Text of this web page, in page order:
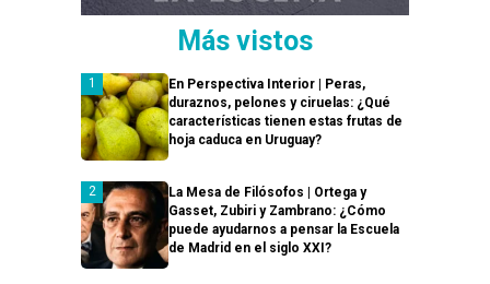
Más vistos
En Perspectiva Interior | Peras,
duraznos, pelones y ciruelas: ¿Qué
características tienen estas frutas de
hoja caduca en Uruguay?
La Mesa de Filósofos | Ortega y
Gasset, Zubiri y Zambrano: ¿Cómo
puede ayudarnos a pensar la Escuela
de Madrid en el siglo XXI?